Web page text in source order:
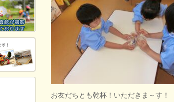
お友だちとも乾杯！いただきま～す！